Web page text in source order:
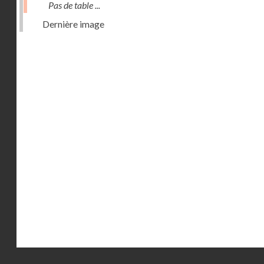
Pas de table ...
Dernière image